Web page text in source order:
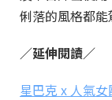
俐落的風格都能
／延伸閱讀／
星巴克 x 人氣